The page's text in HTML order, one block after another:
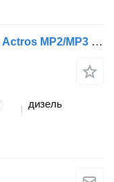
Подушка рессоры Mercedes-Benz Actros MP2/MP3 1844 (01.02-) A9413310926 для тягача Mercedes-Benz Actros, Axor MP1, MP2, MP3 (1996-2014)
дизель